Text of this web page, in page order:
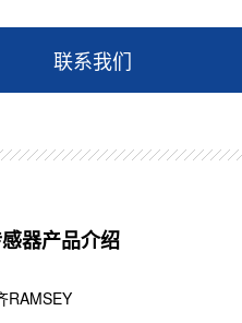
联系我们
器产品介绍
RAMSEY